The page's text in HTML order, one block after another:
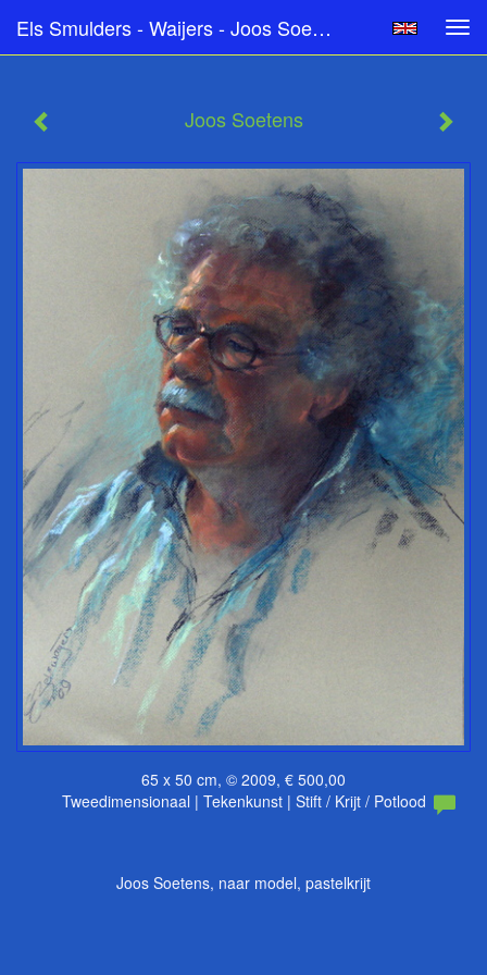
Els Smulders - Waijers - Joos Soetens
Joos Soetens
65 x 50 cm, © 2009, € 500,00
Tweedimensionaal | Tekenkunst | Stift / Krijt / Potlood
Joos Soetens, naar model, pastelkrijt